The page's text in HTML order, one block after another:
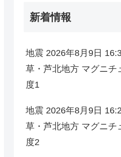
新着情報
地震 2026年8月9日
草・芦北地方 マグニチ
度1
地震 2026年8月9日
草・芦北地方 マグニチ
度2